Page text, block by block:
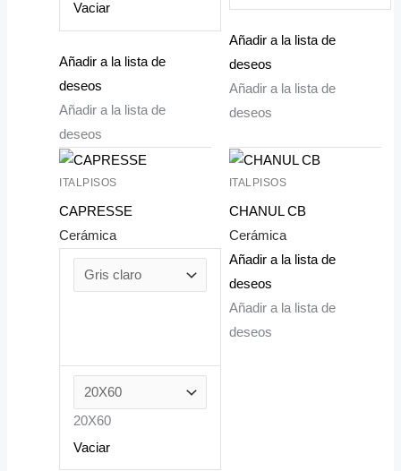
Vaciar
Añadir a la lista de
deseos
Añadir a la lista de
deseos
Añadir a la lista de
deseos
Añadir a la lista de
deseos
ITALPISOS
CAPRESSE
Cerámica
20X60
Vaciar
ITALPISOS
CHANUL CB
Cerámica
Añadir a la lista de
deseos
Añadir a la lista de
deseos